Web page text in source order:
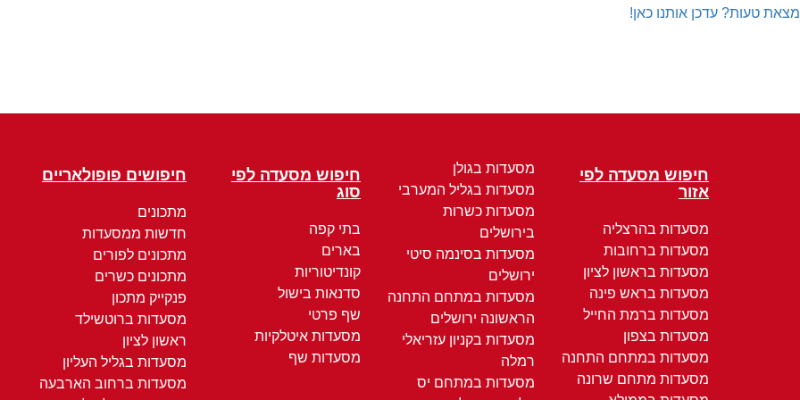
מצאת טעות? עדכן אותנו כאן!
חיפוש מסעדה לפי
אזור
מסעדות בהרצליה
מסעדות ברחובות
מסעדות בראשון לציון
מסעדות בראש פינה
מסעדות ברמת החייל
מסעדות בצפון
מסעדות במתחם התחנה
מסעדות מתחם שרונה
מסעדות בגולן
מסעדות בגליל המערבי
מסעדות כשרות
בירושלים
מסעדות בסינמה סיטי
ירושלים
מסעדות במתחם התחנה
הראשונה ירושלים
מסעדות בקניון עזריאלי
רמלה
מסעדות במתחם יס
חיפוש מסעדה לפי
סוג
בתי קפה
בארים
קונדיטוריות
סדנאות בישול
שף פרטי
מסעדות איטלקיות
מסעדות שף
חיפושים פופולאריים
מתכונים
חדשות ממסעדות
מתכונים לפורים
מתכונים כשרים
פנקייק מתכון
מסעדות ברוטשילד
ראשון לציון
מסעדות בגליל העליון
מסעדות ברחוב הארבעה